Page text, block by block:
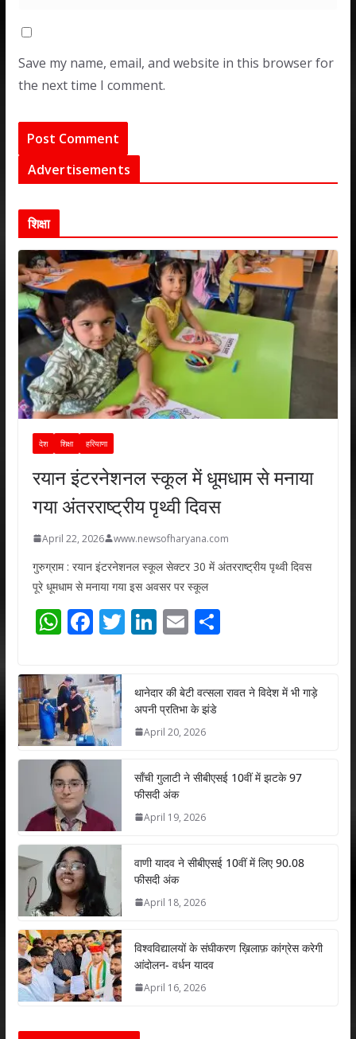
Save my name, email, and website in this browser for
the next time I comment.
Advertisements
शिक्षा
देश शिक्षा हरियाणा
रयान इंटरनेशनल स्कूल में धूमधाम से मनाया
गया अंतरराष्ट्रीय पृथ्वी दिवस
April 22, 2026 www.newsofharyana.com
गुरुग्राम : रयान इंटरनेशनल स्कूल सेक्टर 30 में अंतरराष्ट्रीय पृथ्वी दिवस
पूरे धूमधाम से मनाया गया इस अवसर पर स्कूल
W
at
s
A
p
p
F
e
b
o
o
T
er
Li
e
dI
E
l
S
e
थानेदार की बेटी वत्सला रावत ने विदेश में भी गाड़े
अपनी प्रतिभा के झंडे
April 20, 2026
साँची गुलाटी ने सीबीएसई 10वीं में झटके 97
फीसदी अंक
April 19, 2026
वाणी यादव ने सीबीएसई 10वीं में लिए 90.08
फीसदी अंक
April 18, 2026
विश्वविद्यालयों के संघीकरण ख़िलाफ़ कांग्रेस करेगी
आंदोलन- वर्धन यादव
April 16, 2026